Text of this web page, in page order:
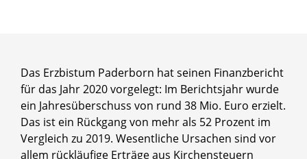
Das Erzbistum Paderborn hat seinen Finanzbericht
für das Jahr 2020 vorgelegt: Im Berichtsjahr wurde
ein Jahresüberschuss von rund 38 Mio. Euro erzielt.
Das ist ein Rückgang von mehr als 52 Prozent im
Vergleich zu 2019. Wesentliche Ursachen sind vor
allem rückläufige Erträge aus Kirchensteuern